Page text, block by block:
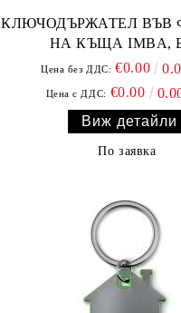
КЛЮЧОДЪРЖАТЕЛ ВЪВ
НА КЪЩА IMBA,
Цена без ДДС: €0.00
Цена с ДДС: €0.00
Виж детайли
По заявка